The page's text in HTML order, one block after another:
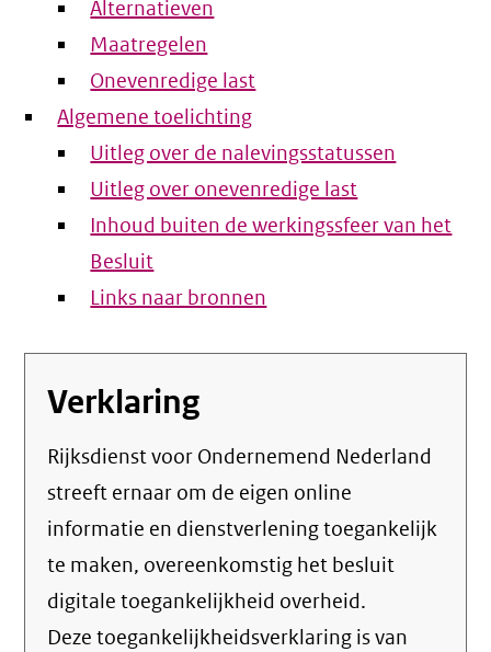
Alternatieven
Maatregelen
Onevenredige last
Algemene toelichting
Uitleg over de nalevingsstatussen
Uitleg over onevenredige last
Inhoud buiten de werkingssfeer van het
Besluit
Links naar bronnen
Verklaring
Rijksdienst voor Ondernemend Nederland
streeft ernaar om de eigen online
informatie en dienstverlening toegankelijk
te maken, overeenkomstig het besluit
digitale toegankelijkheid overheid.
Deze toegankelijkheidsverklaring is van